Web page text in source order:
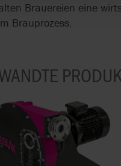
Brauereien eine
Brauprozess.